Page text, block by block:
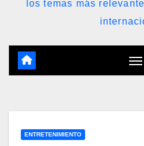
los temas más
ENTRETENIMIENTO